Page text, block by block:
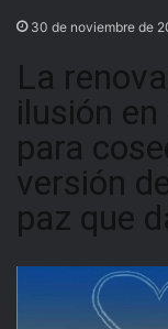
30 de noviembre de
La
ilusión
para
versión
paz que